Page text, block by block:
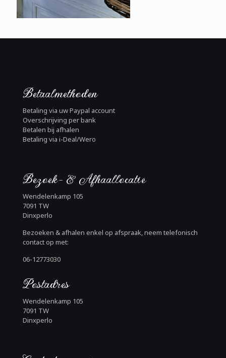
Betaalmethoden
Betaling via uw Paypal account
Overschrijving per bank
Betalen bij afhalen
Betaling via i-Deal/Wero
Bezoek- & Afhaallocatie
Wendelenkamp 105
7091 TW
Dinxperlo
Bezoeken & afhalen enkel op afspraak, neem telefonisch
contact op met:
06-12773030
Postadres
Wendelenkamp 105
7091 TW
Dinxperlo